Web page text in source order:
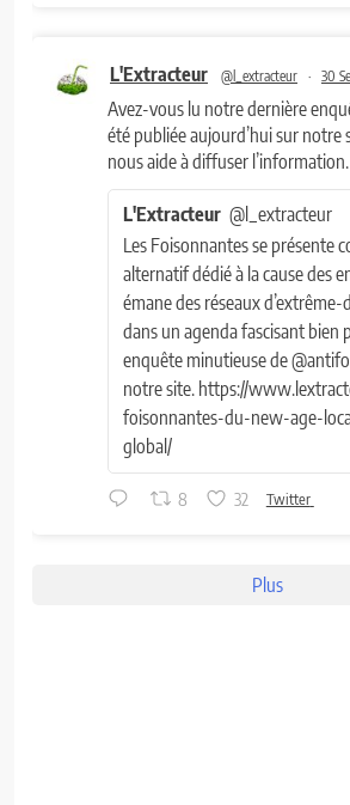
L'Extracteur @l_extracteur · 30
Avez-vous lu notre dernière
été publiée aujourd’hui sur notre
nous aide à diffuser l’information.
L'Extracteur @l_extracteur
Les Foisonnantes se présente
alternatif dédié à la cause des
émane des réseaux d’extrême-
dans un agenda fascisant bien
enquête minutieuse de
notre site. https://
foisonnantes-du-new-age-
global/
8 32 Twitter
Plus